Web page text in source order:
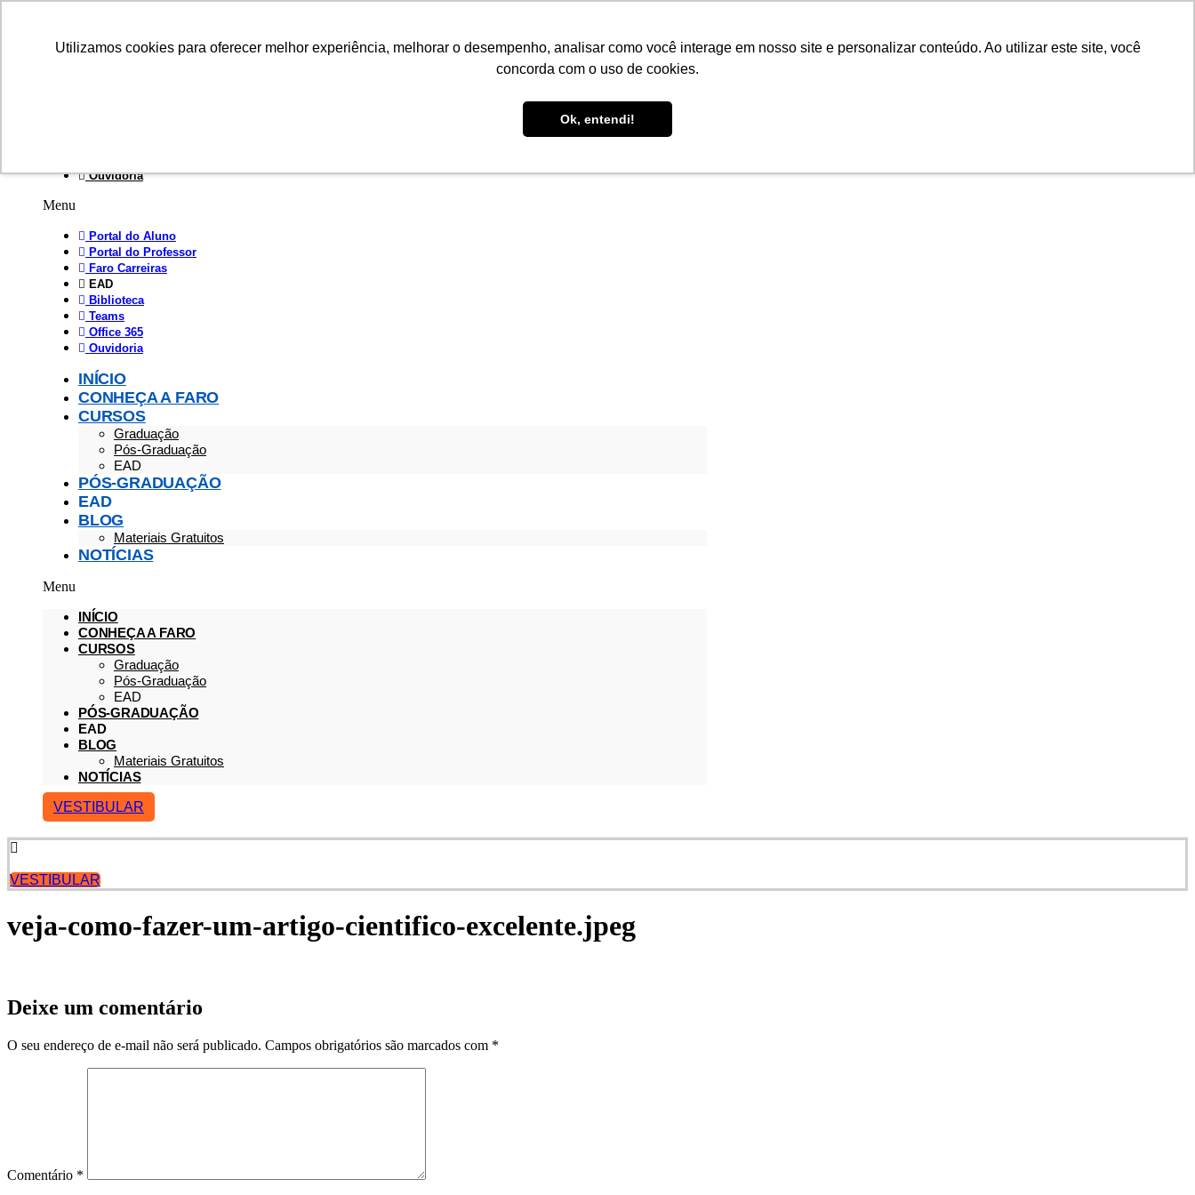
Utilizamos cookies para oferecer melhor experiência, melhorar o desempenho, analisar como você interage em nosso site e personalizar conteúdo. Ao utilizar este site, você
concorda com o uso de cookies.
Ok, entendi!
Ouvidoria
Menu
Portal do Aluno
Portal do Professor
Faro Carreiras
EAD
Biblioteca
Teams
Office 365
Ouvidoria
INÍCIO
CONHEÇA A FARO
CURSOS
Graduação
Pós-Graduação
EAD
PÓS-GRADUAÇÃO
EAD
BLOG
Materiais Gratuitos
NOTÍCIAS
Menu
INÍCIO
CONHEÇA A FARO
CURSOS
Graduação
Pós-Graduação
EAD
PÓS-GRADUAÇÃO
EAD
BLOG
Materiais Gratuitos
NOTÍCIAS
VESTIBULAR
VESTIBULAR
veja-como-fazer-um-artigo-cientifico-excelente.jpeg
Deixe um comentário
O seu endereço de e-mail não será publicado. Campos obrigatórios são marcados com *
Comentário *